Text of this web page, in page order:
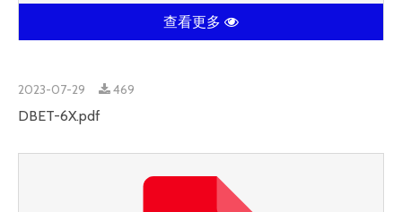
查看更多
2023-07-29 469
DBET-6X.pdf